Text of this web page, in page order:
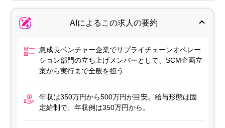
AIによるこの求人の要約
急成長ベンチャー企業でサプライチェーンオペレー
ション部門の立ち上げメンバーとして、SCM企画立
案から実行まで全般を担う
年収は350万円から500万円が目安。給与形態は固
定給制で、年収例は350万円から。